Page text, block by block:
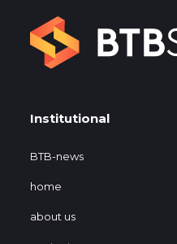
Institutional
BTB-news
home
about us